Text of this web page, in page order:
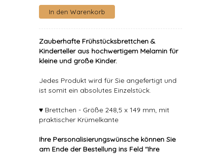
Zauberhafte Frühstücksbrettchen &
Kinderteller aus hochwertigem Melamin für
kleine und große Kinder.
Jedes Produkt wird für Sie angefertigt und
ist somit ein absolutes Einzelstück.
♥ Brettchen - Größe 248,5 x 149 mm, mit
praktischer Krümelkante
Ihre Personalisierungswünsche können Sie
am Ende der Bestellung ins Feld "Ihre